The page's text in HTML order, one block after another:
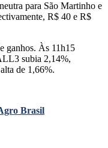
para São Martinho e
R$ 40 e R$
ganhos. Às 11h15
subia 2,14%,
de 1,66%.
Brasil